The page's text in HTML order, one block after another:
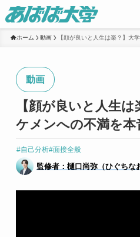
ホーム 動画 【顔が良いと人生は楽？】大
動画
【顔が良いと人生
ケメンへの不満を
#自己分析#面接全般
監修者：樋口尚弥（ひぐちな